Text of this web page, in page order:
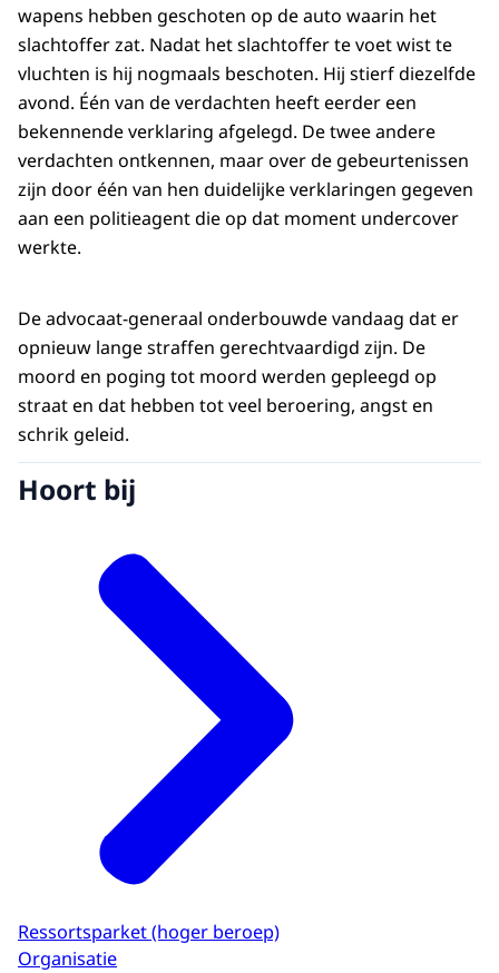
wapens hebben geschoten op de auto waarin het
slachtoffer zat. Nadat het slachtoffer te voet wist te
vluchten is hij nogmaals beschoten. Hij stierf diezelfde
avond. Één van de verdachten heeft eerder een
bekennende verklaring afgelegd. De twee andere
verdachten ontkennen, maar over de gebeurtenissen
zijn door één van hen duidelijke verklaringen gegeven
aan een politieagent die op dat moment undercover
werkte.
De advocaat-generaal onderbouwde vandaag dat er
opnieuw lange straffen gerechtvaardigd zijn. De
moord en poging tot moord werden gepleegd op
straat en dat hebben tot veel beroering, angst en
schrik geleid.
Hoort bij
Ressortsparket (hoger beroep)
Organisatie